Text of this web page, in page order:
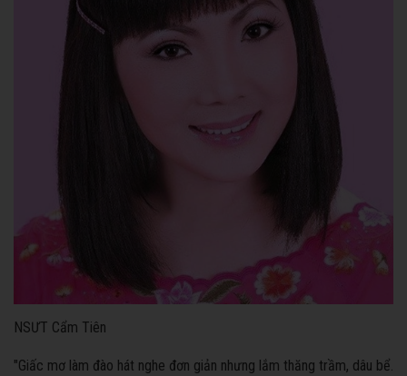
NSƯT Cẩm Tiên
"Giấc mơ làm đào hát nghe đơn giản nhưng lắm thăng trầm, dâu bể.